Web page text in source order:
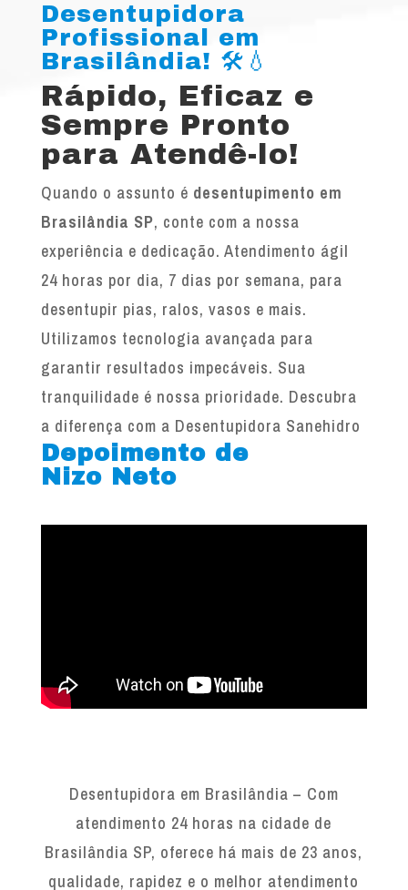
Desentupidora
Profissional em
Brasilândia! 🛠️💧
Rápido, Eficaz e
Sempre Pronto
para Atendê-lo!
Quando o assunto é desentupimento em
Brasilândia SP, conte com a nossa
experiência e dedicação. Atendimento ágil
24 horas por dia, 7 dias por semana, para
desentupir pias, ralos, vasos e mais.
Utilizamos tecnologia avançada para
garantir resultados impecáveis. Sua
tranquilidade é nossa prioridade. Descubra
a diferença com a Desentupidora Sanehidro
Depoimento de
Nizo Neto
Desentupidora em Brasilândia – Com
atendimento 24 horas na cidade de
Brasilândia SP, oferece há mais de 23 anos,
qualidade, rapidez e o melhor atendimento